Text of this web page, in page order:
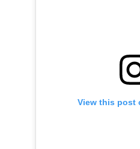
View this post